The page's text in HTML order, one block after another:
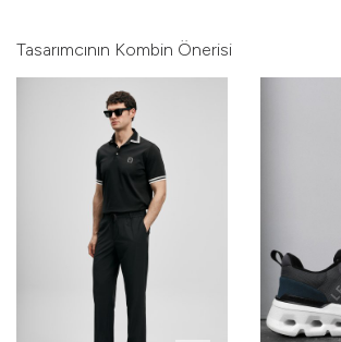
Tasarımcının Kombin Önerisi